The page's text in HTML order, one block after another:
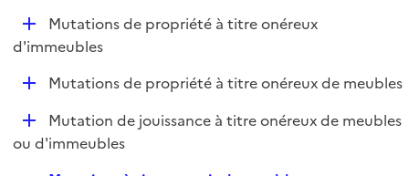
l
i
e
r
l
D
é
e
r
Mutations de propriété à titre onéreux
d'immeubles
D
l
Mutations de propriété à titre onéreux de meubles
D
é
Mutation de jouissance à titre onéreux de meubles
ou d'immeubles